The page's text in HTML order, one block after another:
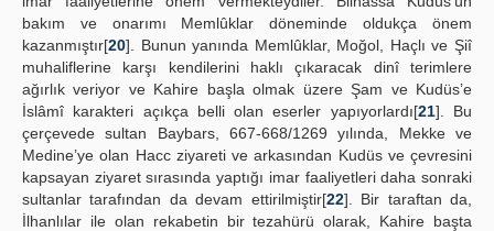
bakım ve onarımı Memlûklar döneminde oldukça önem
kazanmıştır[20]. Bunun yanında Memlûklar, Moğol, Haçlı ve Şiî
muhaliflerine karşı kendilerini haklı çıkaracak dinî terimlere
ağırlık veriyor ve Kahire başla olmak üzere Şam ve Kudüs’e
İslâmî karakteri açıkça belli olan eserler yapıyorlardı[21]. Bu
çerçevede sultan Baybars, 667-668/1269 yılında, Mekke ve
Medine’ye olan Hacc ziyareti ve arkasından Kudüs ve çevresini
kapsayan ziyaret sırasında yaptığı imar faaliyetleri daha sonraki
sultanlar tarafından da devam ettirilmiştir[22]. Bir taraftan da,
İlhanlılar ile olan rekabetin bir tezahürü olarak, Kahire başta